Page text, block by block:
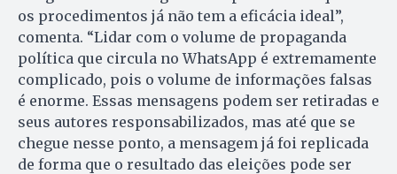
os procedimentos já não tem a eficácia ideal”,
comenta. “Lidar com o volume de propaganda
política que circula no WhatsApp é extremamente
complicado, pois o volume de informações falsas
é enorme. Essas mensagens podem ser retiradas e
seus autores responsabilizados, mas até que se
chegue nesse ponto, a mensagem já foi replicada
de forma que o resultado das eleições pode ser